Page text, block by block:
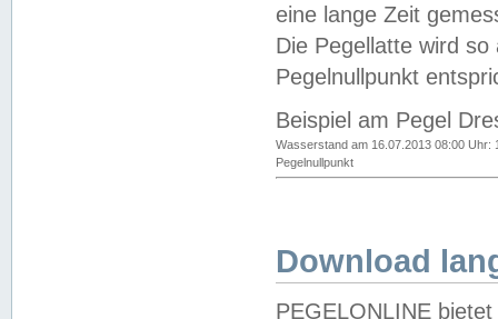
eine lange Zeit
Die Pegellatte wird
Pegelnullpunkt
Beispiel am Pegel
Wasserstand am 16.07.2013 08:00 Uhr:
Pegelnullpunkt
Download
PEGELONLINE